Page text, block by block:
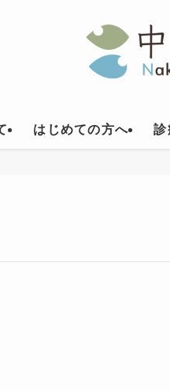
はじめての方へ 診